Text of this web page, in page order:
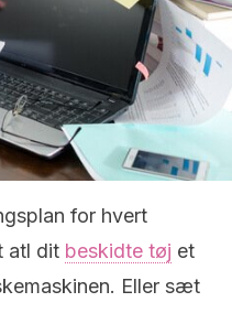
for hvert
atl dit beskidte tøj et
Eller sæt